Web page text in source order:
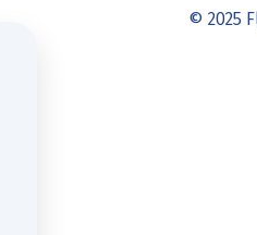
© 2025